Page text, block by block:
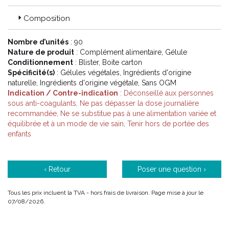
Gynécologie et obstétrique.
Santé de la femme.
Hygiène et beauté.
Ménopause.
Médecine générale.
Composition
Nombre d’unités : 90
Nature de produit : Complément alimentaire, Gélule
Conditionnement : Blister, Boite carton
Spécificité(s) : Gélules végétales, Ingrédients d'origine
naturelle, Ingrédients d'origine végétale, Sans OGM
Indication / Contre-indication : Déconseillé aux personnes
sous anti-coagulants, Ne pas dépasser la dose journalière
recommandée, Ne se substitue pas à une alimentation variée et
équilibrée et à un mode de vie sain, Tenir hors de portée des
enfants
‹ Retour Poser une question ›
Tous les prix incluent la TVA - hors frais de livraison. Page mise à jour le
07/08/2026.